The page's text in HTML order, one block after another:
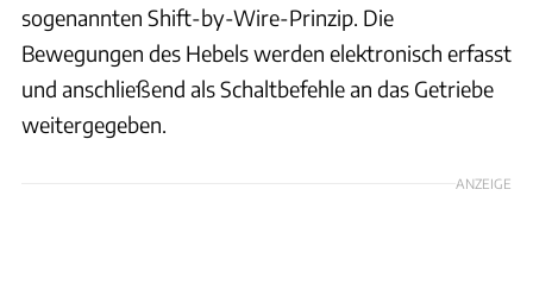
sogenannten Shift-by-Wire-Prinzip. Die
Bewegungen des Hebels werden elektronisch erfasst
und anschließend als Schaltbefehle an das Getriebe
weitergegeben.
ANZEIGE